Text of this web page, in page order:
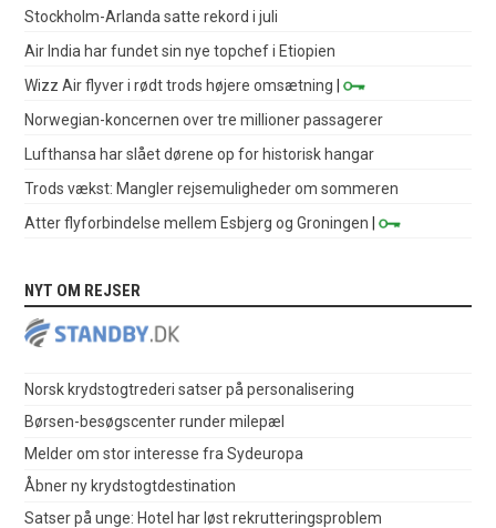
Stockholm-Arlanda satte rekord i juli
Air India har fundet sin nye topchef i Etiopien
Wizz Air flyver i rødt trods højere omsætning |
Norwegian-koncernen over tre millioner passagerer
Lufthansa har slået dørene op for historisk hangar
Trods vækst: Mangler rejsemuligheder om sommeren
Atter flyforbindelse mellem Esbjerg og Groningen |
NYT OM REJSER
Norsk krydstogtrederi satser på personalisering
Børsen-besøgscenter runder milepæl
Melder om stor interesse fra Sydeuropa
Åbner ny krydstogtdestination
Satser på unge: Hotel har løst rekrutteringsproblem